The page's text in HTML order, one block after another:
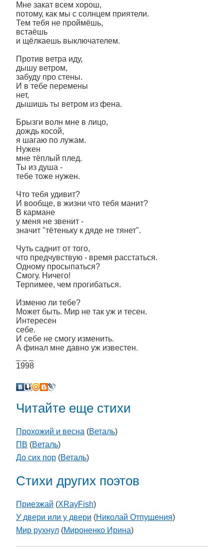
Мне закат всем хорош,
потому, как мы с солнцем приятели.
Тем тебя не проймёшь,
встаёшь
и щёлкаешь выключателем.
Против ветра иду,
дышу ветром,
забуду про стены.
И в тебе перемены
нет,
дышишь ты ветром из фена.
Брызги волн мне в лицо,
дождь косой,
я шагаю по лужам.
Нужен
мне тёплый плед.
Ты из душа -
тебе тоже нужен.
Что тебя удивит?
И вообще, в жизни что тебя манит?
В кармане
у меня не звенит -
значит "тётеньку к дяде не тянет".
Чуть саднит от того,
что предчувствую - время расстаться.
Одному просыпаться?
Смогу. Ничего!
Терпимeе, чем прогибаться.
Изменю ли тебе?
Может быть. Мир не так уж и тесен.
Интересен
себе.
И себе не смогу изменить.
А финал мне давно уж известен.
1998
Читайте еще стихи
Прохожий и весна (Веталь)
ПВ (Веталь)
До сих пор (Веталь)
Стихи других поэтов
Приезжай (XRayFish)
У двери или у двери (Николай Отпущения)
Мир рухнул (Мироненко Ирина)